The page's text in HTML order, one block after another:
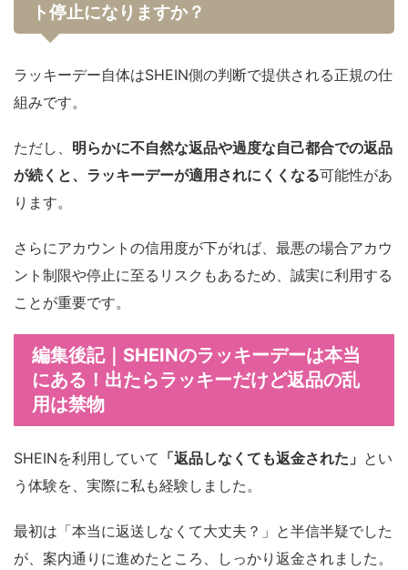
ト停止になりますか？
ラッキーデー自体はSHEIN側の判断で提供される正規の仕
組みです。
ただし、 明らかに不自然な返品や過度な自己都合での返品
が続くと、ラッキーデーが適用されにくくなる可能性があ
ります。
さらにアカウントの信用度が下がれば、最悪の場合アカウ
ント制限や停止に至るリスクもあるため、誠実に利用する
ことが重要です。
編集後記｜SHEINのラッキーデーは本当
にある！出たらラッキーだけど返品の乱
用は禁物
SHEINを利用していて 「返品しなくても返金された」 とい
う体験を、実際に私も経験しました。
最初は「本当に返送しなくて大丈夫？」と半信半疑でした
が、案内通りに進めたところ、しっかり返金されました。